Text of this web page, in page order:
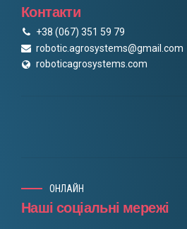
Контакти
+38 (067) 351 59 79
robotic.agrosystems@gmail.com
roboticagrosystems.com
ОНЛАЙН
Наші соціальні мережі